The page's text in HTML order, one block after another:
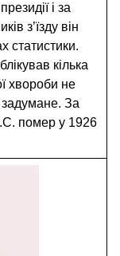
і за
з’їзду він
статистики.
кілька
хвороби не
За
помер у 1926